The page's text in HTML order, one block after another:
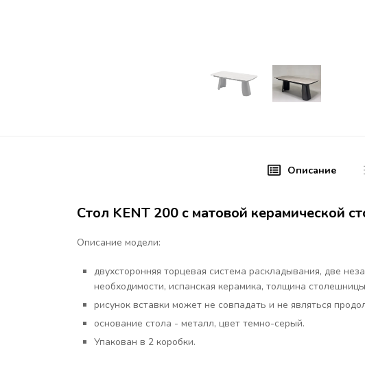
Описание
Стол KENT 200 с матовой керамической
Описание модели:
двухсторонняя торцевая система раскладывания, две
необходимости, испанская керамика, толщина
рисунок вставки может не совпадать и не являться
основание стола - металл, цвет темно-серый.
Упакован в 2 коробки.